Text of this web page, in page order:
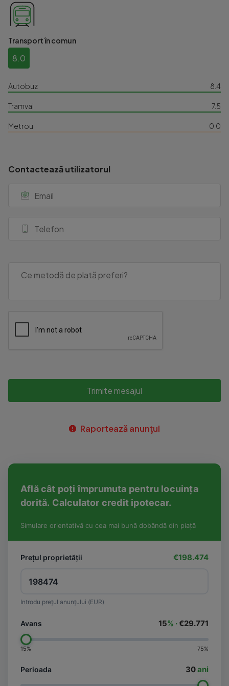
Transport în comun
8.0
Autobuz 8.4
Tramvai 7.5
Metrou 0.0
Contactează utilizatorul
Trimite mesajul
Raportează anunțul
Află cât poți împrumuta pentru locuința
dorită. Calculator credit ipotecar.
Simulare orientativă cu cea mai bună dobândă din piață
Prețul proprietății €198.474
Introdu prețul anunțului (EUR)
Avans 15% ·€29.771
15% 75%
Perioada 30ani